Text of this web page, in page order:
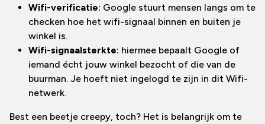
Wifi-verificatie: Google stuurt mensen langs om te
checken hoe het wifi-signaal binnen en buiten je
winkel is.
Wifi-signaalsterkte: hiermee bepaalt Google of
iemand écht jouw winkel bezocht of die van de
buurman. Je hoeft niet ingelogd te zijn in dit Wifi-
netwerk.
Best een beetje creepy, toch? Het is belangrijk om te